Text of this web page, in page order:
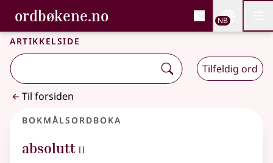
Gå til hovedinnhold
Tilgjengelighet
ordbøkene.no, Bokmålsordboka og
Bokmålsordboka og Nynorskordboka
NB
Artikkelside
Tilfeldig ord
Til forsiden
Bokmålsordboka
absolutt 2
II